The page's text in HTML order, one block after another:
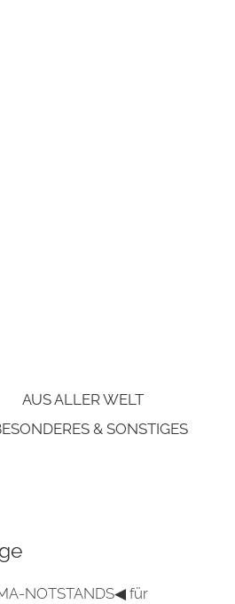
AUS ALLER WELT
& SONSTIGES
NOTSTANDS◀ für